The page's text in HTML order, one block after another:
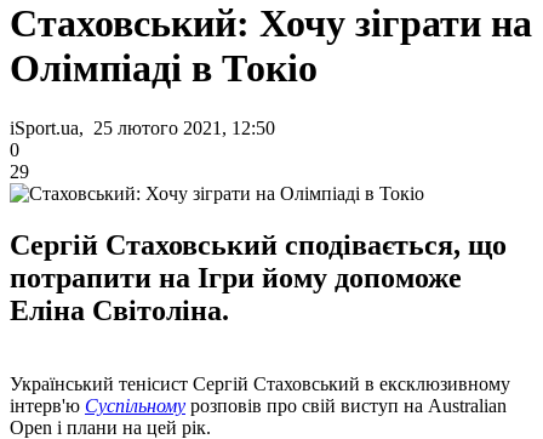
Стаховський: Хочу зіграти на
Олімпіаді в Токіо
iSport.ua, 25 лютого 2021, 12:50
0
29
Сергій Стаховський сподівається, що
потрапити на Ігри йому допоможе
Еліна Світоліна.
Український тенісист Сергій Стаховський в ексклюзивному
інтерв'ю Суспільному розповів про свій виступ на Australian
Open і плани на цей рік.